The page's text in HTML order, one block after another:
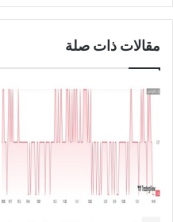
ع
ي
ي
س
ل
ا
ل
و
مقالات ذات صلة